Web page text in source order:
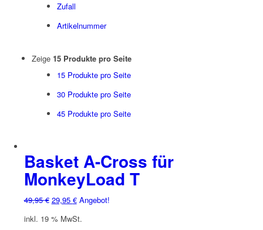
Zufall
Artikelnummer
Zeige 15 Produkte pro Seite
15 Produkte pro Seite
30 Produkte pro Seite
45 Produkte pro Seite
Basket A-Cross für
MonkeyLoad T
49,95€ Ursprünglicher
war:
29,95 €Aktueller
ist:
Angebot!
inkl. 19 % MwSt.